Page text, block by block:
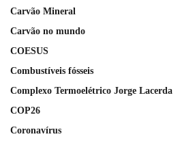
Carvão Mineral
Carvão no mundo
COESUS
Combustíveis fósseis
Complexo Termoelétrico Jorge Lacerda
COP26
Coronavírus